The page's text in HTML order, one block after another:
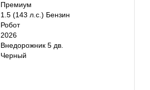
Премиум
1.5 (143 л.с.) Бензин
Робот
2026
Внедорожник 5 дв.
Черный